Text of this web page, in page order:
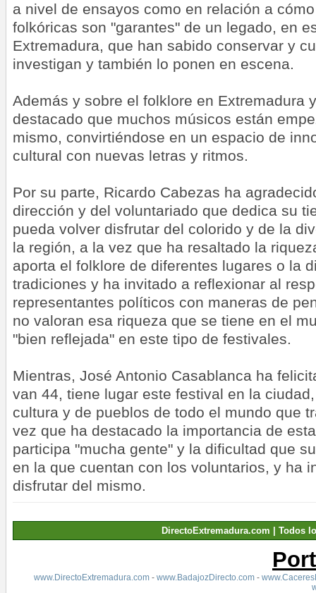
a nivel de ensayos como en relación a
folkóricas son "garantes" de un legado, en
Extremadura, que han sabido conservar y
investigan y también lo ponen en escena.
Además y sobre el folklore en Extremadura
destacado que muchos músicos están
mismo, convirtiéndose en un espacio de
cultural con nuevas letras y ritmos.
Por su parte, Ricardo Cabezas ha
dirección y del voluntariado que dedica su
pueda volver disfrutar del colorido y de la
la región, a la vez que ha resaltado la
aporta el folklore de diferentes lugares o la
tradiciones y ha invitado a reflexionar al
representantes políticos con maneras de
no valoran esa riqueza que se tiene en el
"bien reflejada" en este tipo de festivales.
Mientras, José Antonio Casablanca ha
van 44, tiene lugar este festival en la
cultura y de pueblos de todo el mundo que
vez que ha destacado la importancia de
participa "mucha gente" y la dificultad que
en la que cuentan con los voluntarios, y ha
disfrutar del mismo.
DirectoExtremadura.com | Todos
www.DirectoExtremadura.com- www.BadajozDirecto.com-